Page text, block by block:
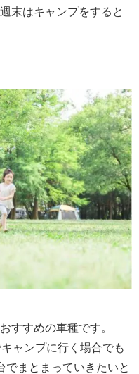
末はキャンプをすると
すすめの車種です。
ャンプに行く場合でも
でまとまっていきたいと